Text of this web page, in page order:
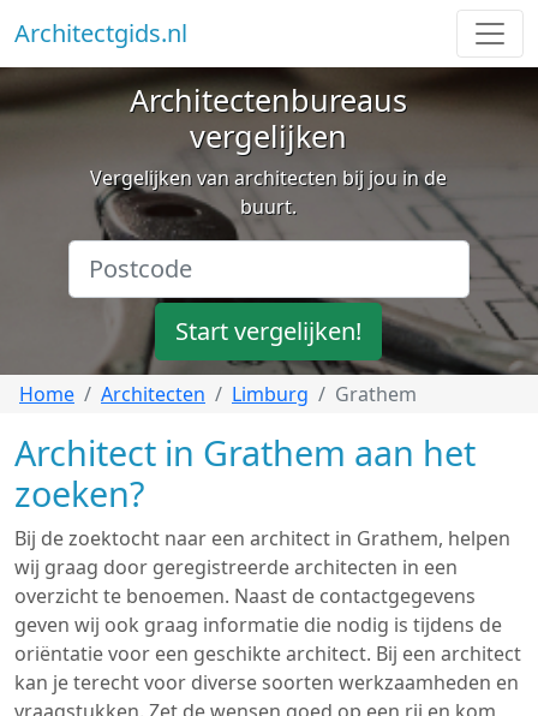
Architectgids.nl
Architectenbureaus
vergelijken
Vergelijken van architecten bij jou in de
buurt.
Start vergelijken!
Home Architecten Limburg Grathem
Architect in Grathem aan het
zoeken?
Bij de zoektocht naar een architect in Grathem, helpen
wij graag door geregistreerde architecten in een
overzicht te benoemen. Naast de contactgegevens
geven wij ook graag informatie die nodig is tijdens de
oriëntatie voor een geschikte architect. Bij een architect
kan je terecht voor diverse soorten werkzaamheden en